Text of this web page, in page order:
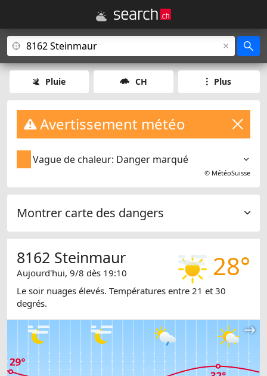
Pluie CH Plus
Avertissement météo
Vague de chaleur: Danger marqué
© MétéoSuisse
Montrer carte des dangers
28°
8162 Steinmaur
Aujourd'hui, 9/8 dès 19:10
Le soir nuages élevés. Températures entre 21 et 30
degrés.